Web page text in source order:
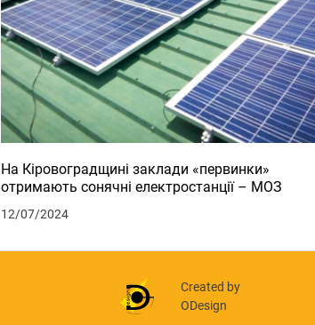
На Кіровоградщині заклади «первинки»
отримають сонячні електростанції – МОЗ
12/07/2024
Created by
ODesign